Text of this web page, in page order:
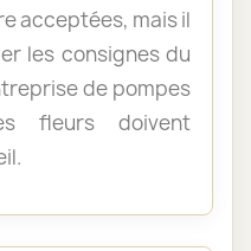
acceptées, mais il
les consignes du
de pompes
fleurs doivent